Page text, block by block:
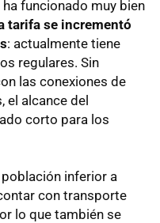
funcionado muy bien
tarifa se incrementó
: actualmente tiene
regulares. Sin
las conexiones de
el alcance del
corto para los
inferior a
con transporte
lo que también se